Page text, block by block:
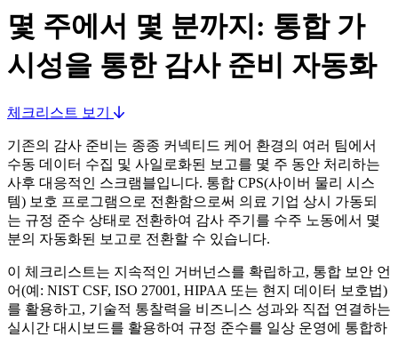
몇 주에서 몇 분까지: 통합 가
시성을 통한 감사 준비 자동화
체크리스트 보기
기존의 감사 준비는 종종 커넥티드 케어 환경의 여러 팀에서
수동 데이터 수집 및 사일로화된 보고를 몇 주 동안 처리하는
사후 대응적인 스크램블입니다. 통합 CPS(사이버 물리 시스
템) 보호 프로그램으로 전환함으로써 의료 기업 상시 가동되
는 규정 준수 상태로 전환하여 감사 주기를 수주 노동에서 몇
분의 자동화된 보고로 전환할 수 있습니다.
이 체크리스트는 지속적인 거버넌스를 확립하고, 통합 보안 언
어(예: NIST CSF, ISO 27001, HIPAA 또는 현지 데이터 보호법)
를 활용하고, 기술적 통찰력을 비즈니스 성과와 직접 연결하는
실시간 대시보드를 활용하여 규정 준수를 일상 운영에 통합하